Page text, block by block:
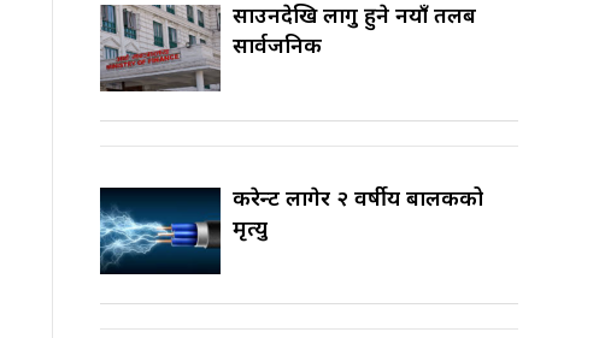
साउनदेखि लागु हुने नयाँ तलब
सार्वजनिक
करेन्ट लागेर २ वर्षीय बालकको
मृत्यु